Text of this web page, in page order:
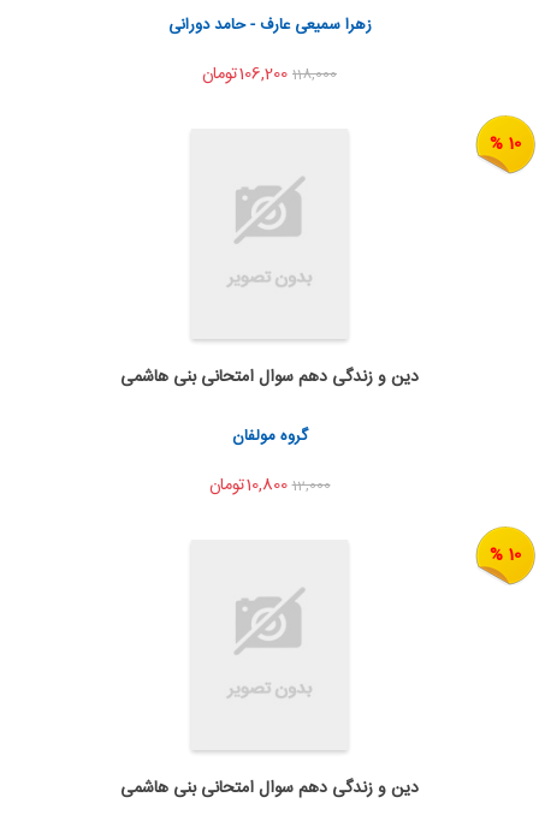
اشتراک گذاری
زهرا سمیعی عارف - حامد دورانی
118,000
10 %
به من اطلاع بده
اشتراک گذاری
دین و زندگی دهم سوال امتحانی بنی هاشمی
گروه مولفان
12,00010,800تومان
10 %
به من اطلاع بده
دین و زندگی دهم سوال امتحانی بنی هاشمی